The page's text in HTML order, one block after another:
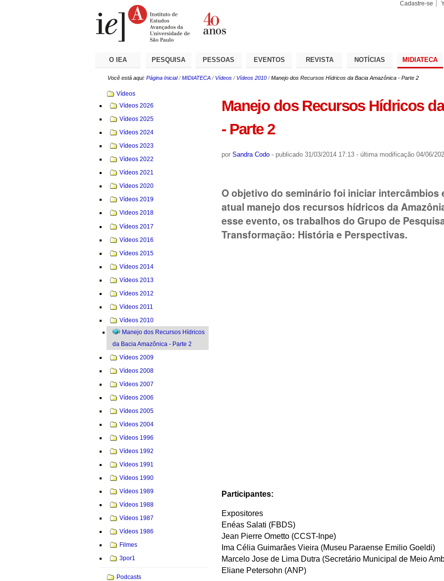
Cadastre-se
O IEA PESQUISA PESSOAS EVENTOS REVISTA NOTÍCIAS MIDIATECA
Você está aqui: Página Inicial /MIDIATECA / Vídeos / Vídeos 2010 /Manejo dos Recursos Hídricos da Bacia Amazônica - Parte 2
Manejo dos Recursos Hídricos
- Parte 2
por Sandra Codo - publicado31/03/2014 17:13 - última modificação04/06/
O objetivo do seminário foi iniciar intercâmbios
atual manejo dos recursos hídricos da
esse evento, os trabalhos do Grupo de
Transformação: História e Perspectivas.
Participantes:
Expositores
Enéas Salati (FBDS)
Jean Pierre Ometto (CCST-Inpe)
Ima Célia Guimarães Vieira (Museu Paraense Emilio Goeldi)
Marcelo Jose de Lima Dutra (Secretário Municipal de Meio
Eliane Petersohn (ANP)
Navegação
Vídeos
Vídeos 2026
Vídeos 2025
Vídeos 2024
Vídeos 2023
Vídeos 2022
Vídeos 2021
Vídeos 2020
Vídeos 2019
Videos 2018
Vídeos 2017
Vídeos 2016
Vídeos 2015
Vídeos 2014
Vídeos 2013
Vídeos 2012
Vídeos 2011
Vídeos 2010
Manejo dos Recursos Hídricos
da Bacia Amazônica - Parte 2
Vídeos 2009
Vídeos 2008
Vídeos 2007
Vídeos 2006
Vídeos 2005
Vídeos 2004
Vídeos 1996
Vídeos 1992
Vídeos 1991
Vídeos 1990
Vídeos 1989
Vídeos 1988
Vídeos 1987
Vídeos 1986
Filmes
3por1
Podcasts